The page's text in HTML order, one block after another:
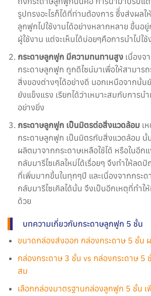
รูปทรงอะไรก็ได้ที่ท่านต้องการ ซึี่งส่งผล
ลูกฟูกไปใช้งานได้อย่างหลากหลาย ขึ้นอ
ผู้ใช้งาน แต่จะเห็นได้บ่อยๆคือการนำไป
กระดาษลูกฟูก มีความทนทานสูง เนื่องจ
กระดาษลูกฟูก ถูกดีไซน์มาเพื่อให้สามาร
สิ่งของต่างๆได้อย่างดี นอกเหนือจากนั้น
ยังแข็งแรง เรียกได้ว่าเหมาะสมกับการ
อย่างยิ่ง
กระดาษลูกฟูก เป็นมิตรต่อสิ่งแวดล้อม เ
กระดาษลูกฟูก เป็นมิตรกับสิ่งแวดล้อม นั้
ผลิตมาจากกระดาษเหลือใช้ได้ หรือในอี
กลับมารีไซเคิลใหม่ได้เรื่อยๆ จึงทำให้ลด
ที่เพิ่มมากขึ้นในทุกๆปี และเนื่องจากกระ
กลับมารีไซเคิลได้นั้น จึงเป็นอีกเหตุที่ทำ
ด้วย
บทความเกี่ยวกับกระดาษลูกฟูก 5 ชั้น
ขนาดกล่องส่งออก กล่องกระดาษ 5 ชั้น
กล่องกระดาษ 3 ชั้น vs กล่องกระดาษ 5 ชั้
สม
เลือกกล่องมาตรฐานกล่องลูกฟูก 5 ชั้น